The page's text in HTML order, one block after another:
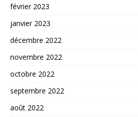
février 2023
janvier 2023
décembre 2022
novembre 2022
octobre 2022
septembre 2022
août 2022